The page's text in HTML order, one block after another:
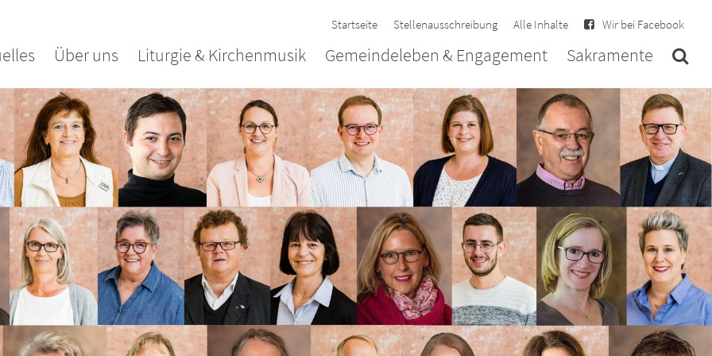
Startseite Stellenausschreibung Alle Inhalte Wir bei Facebook
Über uns Liturgie & Kirchenmusik Gemeindeleben & Engagement Sakramente